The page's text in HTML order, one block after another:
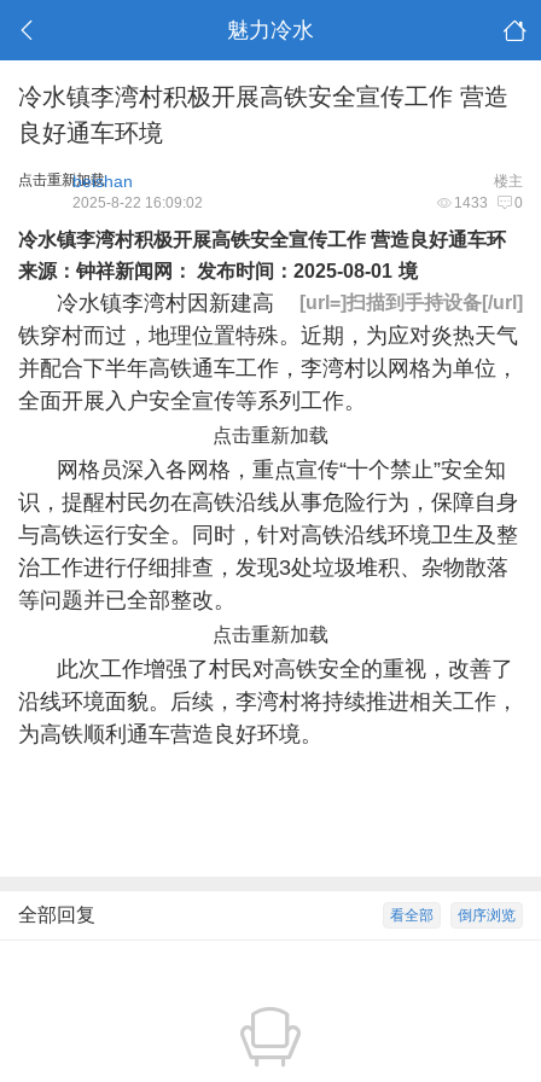
魅力冷水
冷水镇李湾村积极开展高铁安全宣传工作 营造
良好通车环境
点击重新加载 楼主
beishan
1433 0
2025-8-22 16:09:02
冷水镇李湾村积极开展高铁安全宣传工作 营造良好通车环
境
来源：钟祥新闻网： 发布时间：2025-08-01
[url=]扫描到手持设备[/url]
冷水镇李湾村因新建高
铁穿村而过，地理位置特殊。近期，为应对炎热天气
并配合下半年高铁通车工作，李湾村以网格为单位，
全面开展入户安全宣传等系列工作。
点击重新加载
网格员深入各网格，重点宣传“十个禁止”安全知
识，提醒村民勿在高铁沿线从事危险行为，保障自身
与高铁运行安全。同时，针对高铁沿线环境卫生及整
治工作进行仔细排查，发现3处垃圾堆积、杂物散落
等问题并已全部整改。
点击重新加载
此次工作增强了村民对高铁安全的重视，改善了
沿线环境面貌。后续，李湾村将持续推进相关工作，
为高铁顺利通车营造良好环境。
倒序浏览
看全部
全部回复